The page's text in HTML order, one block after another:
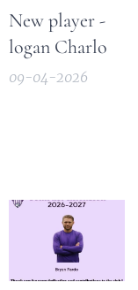
New player -
logan Charlo
09-04-2026